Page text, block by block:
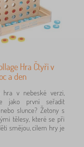
Hra Čtyři v
a den
hra v nebeské verzi,
jako první seřadit
slunce? Žetony s
tělesy, které se při
smějou, cílem hry je